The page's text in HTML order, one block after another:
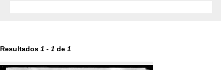
Resultados 1 - 1 de 1